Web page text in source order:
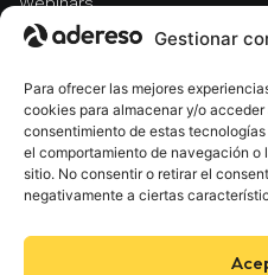
Gestionar
Para ofrecer las mejores
cookies para almacenar y/o
consentimiento de estas
el comportamiento de navegación
sitio. No consentir o retirar el
negativamente a ciertas
Estado del servicio
Adereso Partner
Legal & Seguridad
Política de Privacidad
Acuerdo de nivel de servicio